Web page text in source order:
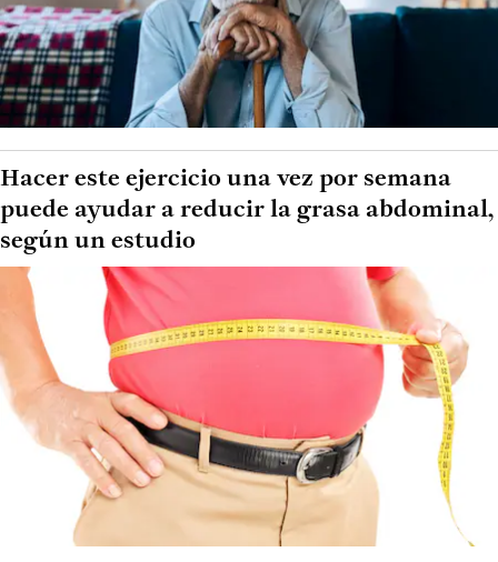
Hacer este ejercicio una vez por semana
puede ayudar a reducir la grasa abdominal,
según un estudio